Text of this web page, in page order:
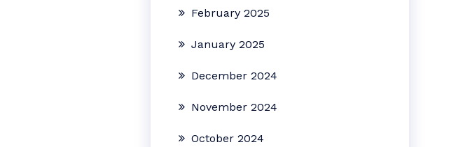
February 2025
January 2025
December 2024
November 2024
October 2024